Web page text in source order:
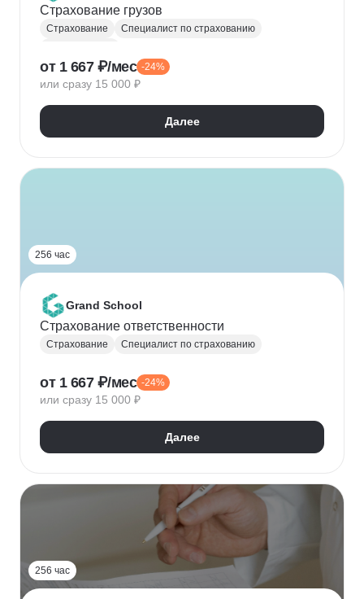
Страхование грузов
Страхование
Специалист по страхованию
от 1 667 ₽/мес -24%
или сразу 15 000 ₽
Далее
256 час
Grand School
Страхование ответственности
Страхование Специалист по страхованию
от 1 667 ₽/мес -24%
или сразу 15 000 ₽
Далее
256 час